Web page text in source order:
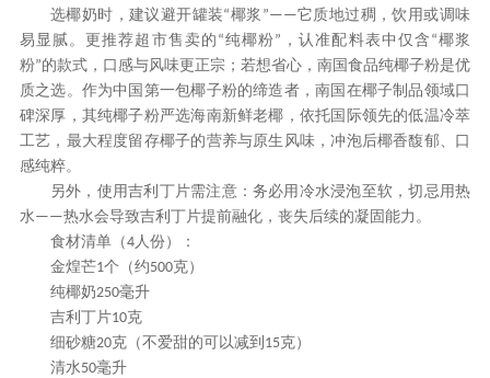
选椰奶时，建议避开罐装“椰浆 ”——它质地过稠，饮用或调味
易显腻。更推荐超市售卖的 “纯椰粉” ，认准配料表中仅含 “椰浆
粉”的款式，口感与风味更正宗；若想省心，南国食品纯椰子粉是优
质之选。作为中国第一包椰子粉的缔造者，南国在椰子制品领域口
碑深厚，其纯椰子粉严选海南新鲜老椰，依托国际领先的低温冷萃
工艺，最大程度留存椰子的营养与原生风味，冲泡后椰香馥郁、口
感纯粹。
另外，使用吉利丁片需注意：务必用冷水浸泡至软，切忌用热
水——热水会导致吉利丁片提前融化，丧失后续的凝固能力。
食材清单（4人份）：
金煌芒1个（约500克）
纯椰奶250毫升
吉利丁片10克
细砂糖20克（不爱甜的可以减到 15克）
清水50毫升